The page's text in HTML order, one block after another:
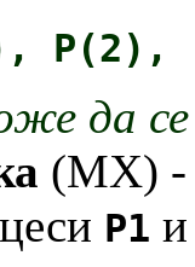
да се
(МХ) -
P1